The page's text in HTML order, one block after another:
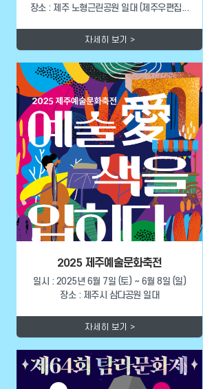
장소 : 제주 노형근린공원 일대 (제주우편집...
자세히 보기 >
2025 제주예술문화축전
일시 : 2025년 6월 7일 (토) ~ 6월 8일 (일)
장소 : 제주시 삼다공원 일대
자세히 보기 >